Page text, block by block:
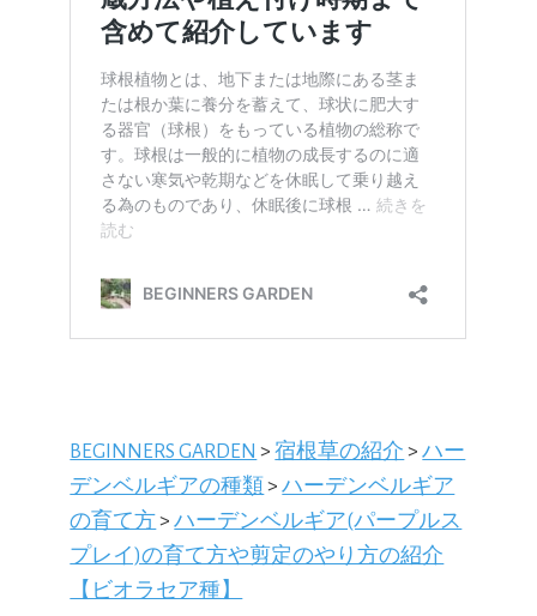
BEGINNERS GARDEN >宿根草の紹介 >ハー
デンベルギアの種類 >ハーデンベルギア
の育て方>ハーデンベルギア(パープルス
プレイ)の育て方や剪定のやり方の紹介
【ビオラセア種】